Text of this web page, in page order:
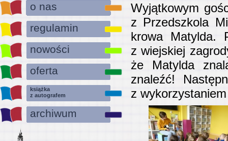
o nas
regulamin
nowości
oferta
książka
z autografem
archiwum
Wyjątkowym
z Przedszkola
krowa Matylda.
z wiejskiej
że Matylda
znaleźć!
z